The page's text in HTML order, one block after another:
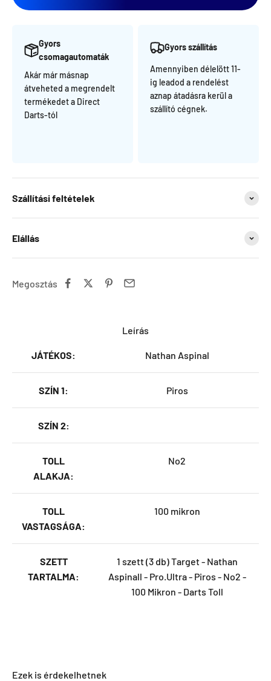
Gyors
csomagautomaták
Akár már másnap
átveheted a megrendelt
termékedet a Direct
Darts-tól
Gyors szállítás
Amennyiben délelött 11-
ig leadod a rendelést
aznap átadásra kerül a
szállító cégnek.
Szállítási feltételek
Elállás
Megosztás
Leírás
JÁTÉKOS: Nathan Aspinal
SZÍN 1: Piros
SZÍN 2:
TOLL
ALAKJA:
No2
TOLL
VASTAGSÁGA:
100 mikron
SZETT
TARTALMA:
1 szett (3 db) Target - Nathan
Aspinall - Pro.Ultra - Piros - No2 -
100 Mikron - Darts Toll